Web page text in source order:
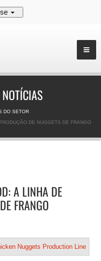
DO SETOR
DE NUGGETS DE FRANGO
A LINHA DE
FRANGO